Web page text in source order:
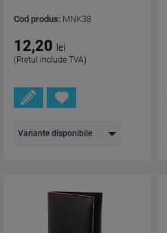
Cod produs: MNK38
12,20 lei
(Pretul include TVA)
Variante disponibile